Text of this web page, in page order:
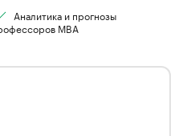
Аналитика и прогнозы
MBA